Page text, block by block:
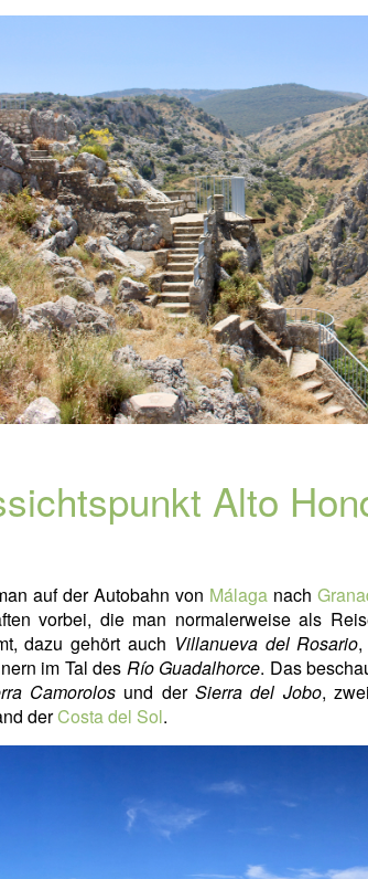
Alto
auf der Autobahn von Málaga nach
vorbei, die man normalerweise als
dazu gehört auch Villanueva del Rosario
im Tal des Río Guadalhorce. Das
Camorolos und derSierra del Jobo,
derCosta del Sol.